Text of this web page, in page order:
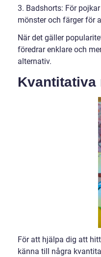
3. Badshorts: För
mönster och färger för
När det gäller
föredrar enklare och
alternativ.
Kvantitativa
För att hjälpa dig att
känna till några